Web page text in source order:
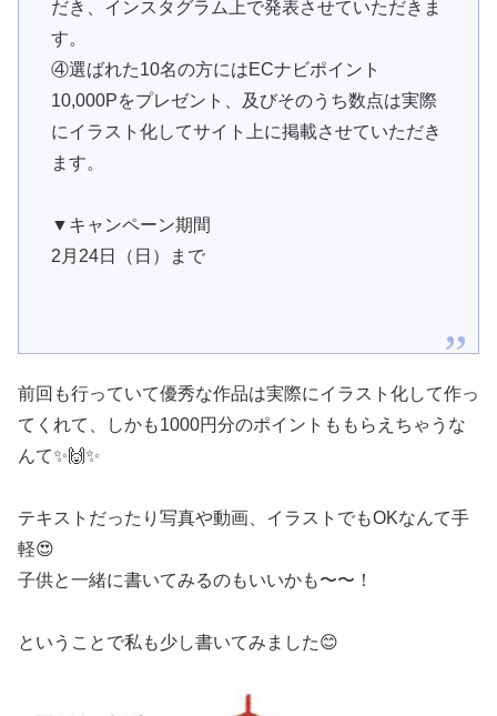
だき、インスタグラム上で発表させていただきま
す。
④選ばれた10名の方にはECナビポイント
10,000Pをプレゼント、及びそのうち数点は実際
にイラスト化してサイト上に掲載させていただき
ます。
▼キャンペーン期間
2月24日（日）まで
前回も行っていて優秀な作品は実際にイラスト化して作っ
てくれて、しかも1000円分のポイントももらえちゃうな
んて✨🙌✨
テキストだったり写真や動画、イラストでもOKなんて手
軽😍
子供と一緒に書いてみるのもいいかも〜〜！
ということで私も少し書いてみました😊